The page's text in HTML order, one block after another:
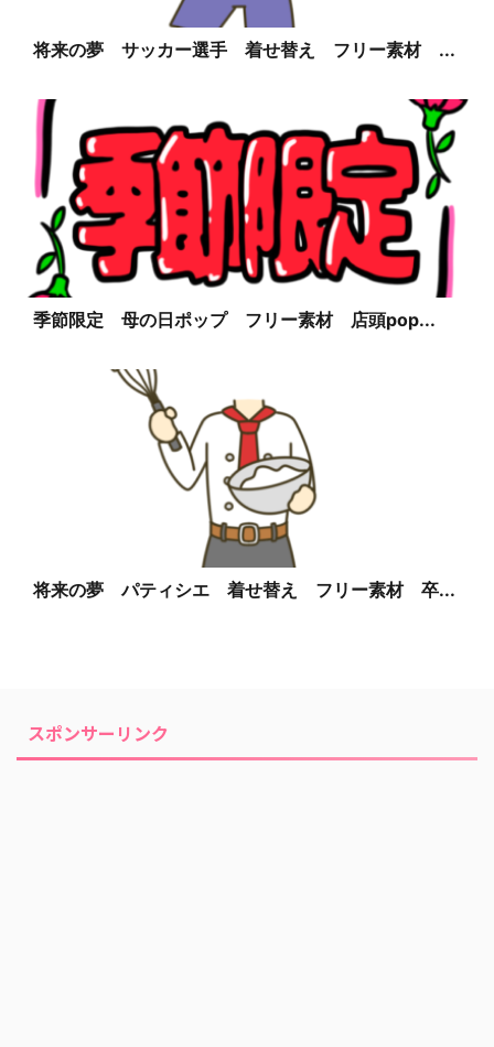
将来の夢 サッカー選手 着せ替え フリー素材 ...
季節限定 母の日ポップ フリー素材 店頭pop...
将来の夢 パティシエ 着せ替え フリー素材 卒...
スポンサーリンク